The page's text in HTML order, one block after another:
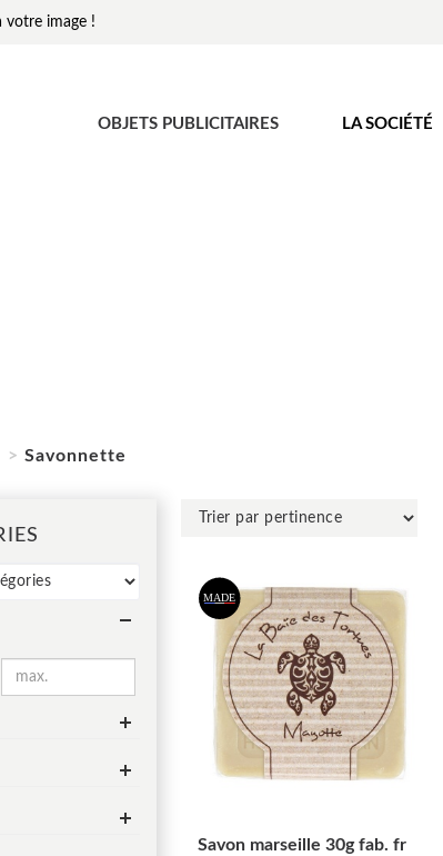
votre image !
OBJETS PUBLICITAIRES LA SOCIÉTÉ
Savonnette
Savon marseille 30g fab. fr